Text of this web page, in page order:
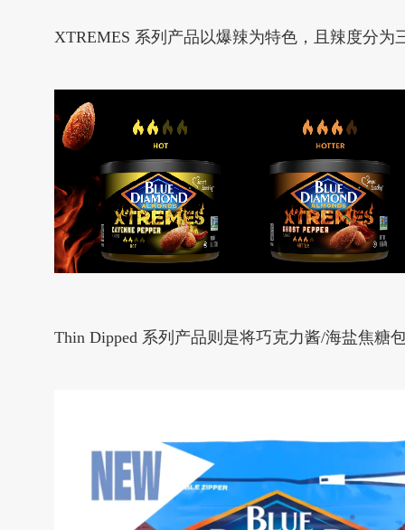
XTREMES 系列产品以爆辣为特色，且辣度分为
Thin Dipped 系列产品则是将巧克力酱/海盐焦糖